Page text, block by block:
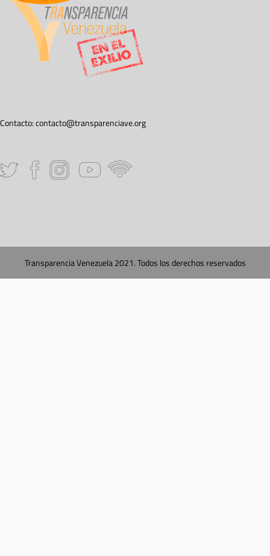
Contacto:contacto@transparenciave.org
Transparencia Venezuela 2021. Todos los derechos reservados